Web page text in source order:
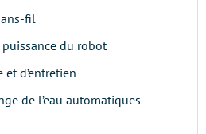
fil
du robot
et d’entretien
de l’eau automatiques